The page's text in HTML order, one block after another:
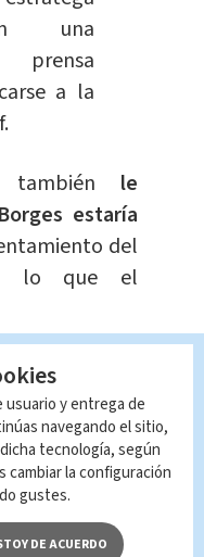
una
prensa
a la
le
estaría
del
lo que el
día de
y toda la
para
tomar
la mejor
esté al
usuario y entrega de
navegando el sitio,
tecnología, según
cambiar la configuración
gustes.
DE ACUERDO